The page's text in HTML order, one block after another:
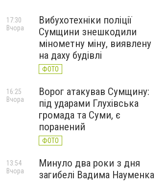
Вибухотехніки поліції
Сумщини знешкодили
мінометну міну, виявлену
на даху будівлі
ФОТО
17:30
Вчора
Ворог атакував Сумщину:
під ударами Глухівська
громада та Суми, є
поранений
ФОТО
16:25
Вчора
Минуло два роки з дня
загибелі Вадима Науменка
13:54
Вчора